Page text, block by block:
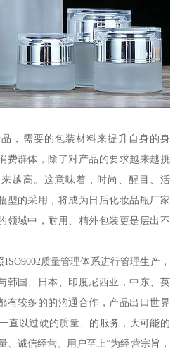
，需要的包装材料来提升自身的身
费群体，除了对产品的要求越来越挑
越高。这意味着，时尚、醒目、活
型的采用，将成为日后化妆品瓶厂家
领域中，耐用、精外包装更是层出不
质量管理体系进行管理生产，
韩国、日本、印度尼西亚，中东、英
有较多的的沟通合作，产品出口世界
直以过硬的质量、的服务，大可能的
、诚信经营、用户至上”为经营宗旨，